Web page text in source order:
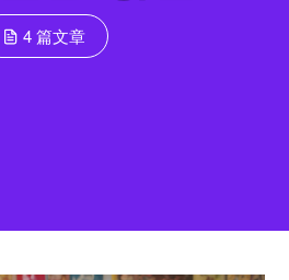
4 篇文章